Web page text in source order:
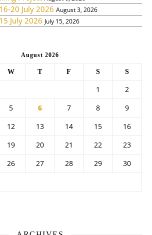
20 July 2026 August 3, 2026
July 2026 July 15, 2026
August 2026
W T F S S
1
2
5 6 7 8
9
12 13 14 15
16
19 20 21 22
23
26 27 28 29
30